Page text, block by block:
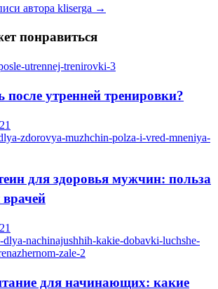
автора kliserga →
понравиться
после утренней тренировки?
для здоровья мужчин: польза
для начинающих: какие